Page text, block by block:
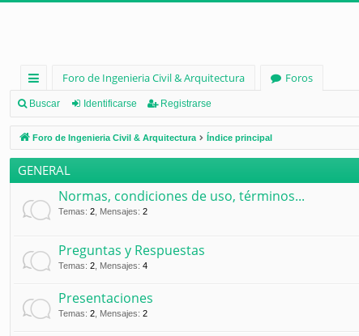
nl
ac
es
rá
pi
os
Foro de Ingenieria Civil & Arquitectura
Foros
Buscar Identificarse Registrarse
Foro de Ingenieria Civil & Arquitectura Índice principal
GENERAL
Normas, condiciones de uso, términos...
Temas: 2 Mensajes: 2
Preguntas y Respuestas
Temas: 2 Mensajes: 4
Presentaciones
Temas: 2 Mensajes: 2